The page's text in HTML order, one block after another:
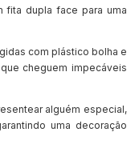
fita dupla face para uma
com plástico bolha e
cheguem impecáveis
alguém especial,
uma decoração